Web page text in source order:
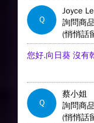
Q
Joyce
詢問商
(悄悄話
您好.向日葵 沒有
Q
蔡小姐
詢問商
(悄悄話